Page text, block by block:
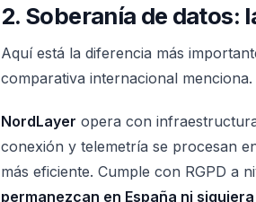
2. Soberanía de datos:
Aquí está la diferencia más
comparativa internacional menciona.
NordLayer opera con
conexión y telemetría se procesan
más eficiente. Cumple con RGPD a
permanezcan en España ni siquiera